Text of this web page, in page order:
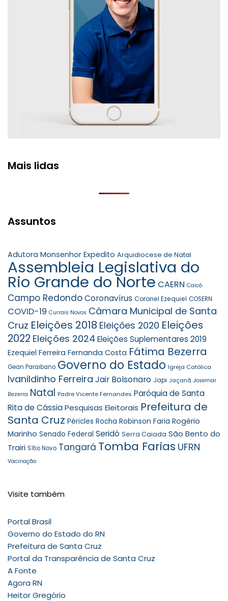
Mais lidas
Assuntos
Adutora Monsenhor Expedito Arquidiocese de Natal
Assembleia Legislativa do
Rio Grande do Norte CAERN Caicó
Campo RedondoCoronavírus Coronel Ezequiel COSERN
COVID-19 Currais Novos Câmara Municipal de Santa
Cruz Eleições 2018 Eleições 2020 Eleições
2022 Eleições 2024 Eleições Suplementares 2019
Ezequiel Ferreira Fernanda Costa Fátima Bezerra
Gean Paraibano Governo do Estado Igreja Católica
Ivanildinho Ferreira Jair Bolsonaro Japi Jaçanã Josemar
Bezerra Natal Padre Vicente Fernandes Paróquia de Santa
Rita de CássiaPesquisas Eleitorais Prefeitura de
Santa Cruz Péricles Rocha Robinson Faria Rogério
Marinho Senado Federal Seridó Serra Caiada São Bento do
Trairi Sítio Novo Tangará Tomba Farias UFRN
Vacinação
Visite também
Portal Brasil
Governo do Estado do RN
Prefeitura de Santa Cruz
Portal da Transparência de Santa Cruz
A Fonte
Agora RN
Heitor Gregório